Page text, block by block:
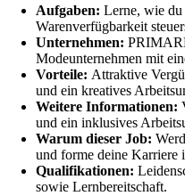
Aufgaben: Lerne, wie du
Warenverfügbarkeit
Unternehmen:
Modeunternehmen mit
Vorteile: Attraktive
und ein kreatives
Weitere Informationen:
und ein inklusives
Warum dieser Job:
und forme deine Karriere
Qualifikationen:
sowie Lernbereitschaft.